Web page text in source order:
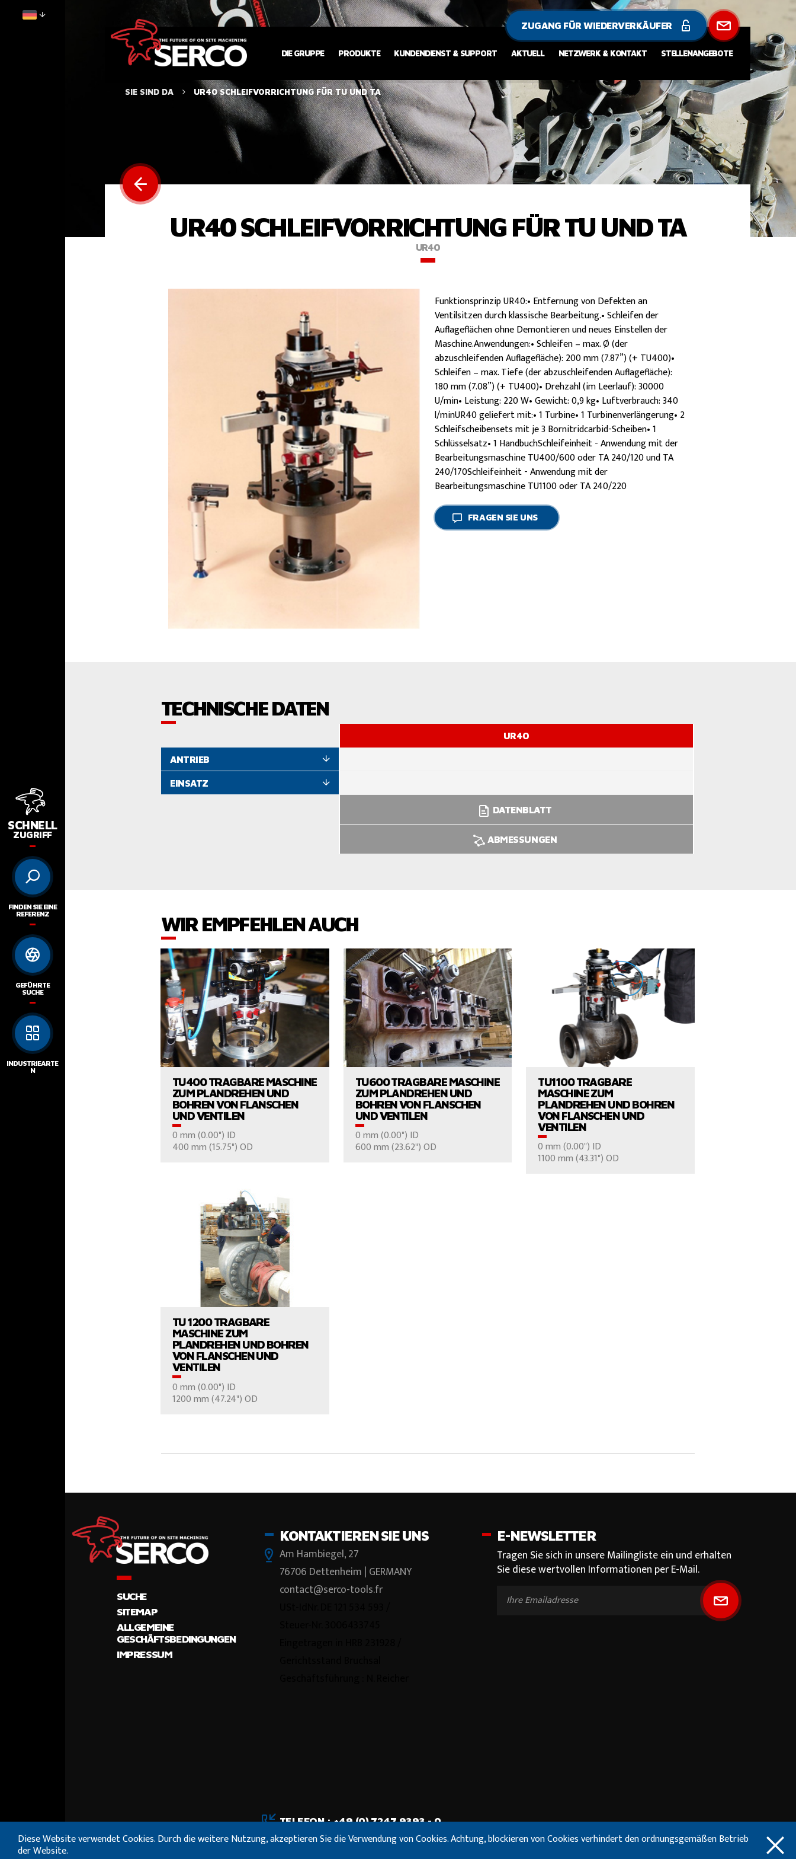
Diese Website verwendet Cookies. Durch die weitere Nutzung, akzeptieren Sie die Verwendung von Cookies. Achtung, blockieren von Cookies verhindert den ordnungsgemäßen Betrieb
der Website.
SCHNELL
ZUGRIFF
FINDEN SIE EINE
REFERENZ
GEFÜHRTE
SUCHE
INDUSTRIEARTE
N
DIE GRUPPE PRODUKTE KUNDENDIENST & SUPPORT AKTUELL NETZWERK & KONTAKT STELLENANGEBOTE
ZUGANG FÜR WIEDERVERKÄUFER
SIE SIND DA UR40 SCHLEIFVORRICHTUNG FÜR TU UND TA
UR40 SCHLEIFVORRICHTUNG FÜR TU UND TA
UR40
Funktionsprinzip UR40:• Entfernung von Defekten an
Ventilsitzen durch klassische Bearbeitung.• Schleifen der
Auflageflächen ohne Demontieren und neues Einstellen der
Maschine.Anwendungen:• Schleifen – max. Ø (der
abzuschleifenden Auflagefläche): 200 mm (7.87”) (+ TU400)•
Schleifen – max. Tiefe (der abzuschleifenden Auflagefläche):
180 mm (7.08”) (+ TU400)• Drehzahl (im Leerlauf): 30000
U/min• Leistung: 220 W• Gewicht: 0,9 kg• Luftverbrauch: 340
l/minUR40 geliefert mit:• 1 Turbine• 1 Turbinenverlängerung• 2
Schleifscheibensets mit je 3 Bornitridcarbid-Scheiben• 1
Schlüsselsatz• 1 HandbuchSchleifeinheit - Anwendung mit der
Bearbeitungsmaschine TU400/600 oder TA 240/120 und TA
240/170Schleifeinheit - Anwendung mit der
Bearbeitungsmaschine TU1100 oder TA 240/220
FRAGEN SIE UNS
TECHNISCHE DATEN
ANTRIEB
EINSATZ
UR40
DATENBLATT
ABMESSUNGEN
WIR EMPFEHLEN AUCH
TU400 TRAGBARE MASCHINE
ZUM PLANDREHEN UND
BOHREN VON FLANSCHEN
UND VENTILEN
0 mm (0.00") ID
400 mm (15.75") OD
PRODUKTE ANSCHAUEN
FRAGEN SIE UNS
TU600 TRAGBARE MASCHINE
ZUM PLANDREHEN UND
BOHREN VON FLANSCHEN
UND VENTILEN
0 mm (0.00") ID
600 mm (23.62") OD
PRODUKTE ANSCHAUEN
FRAGEN SIE UNS
TU1100 TRAGBARE
MASCHINE ZUM
PLANDREHEN UND BOHREN
VON FLANSCHEN UND
VENTILEN
0 mm (0.00") ID
1100 mm (43.31") OD
PRODUKTE ANSCHAUEN
FRAGEN SIE UNS
TU 1200 TRAGBARE
MASCHINE ZUM
PLANDREHEN UND BOHREN
VON FLANSCHEN UND
VENTILEN
0 mm (0.00") ID
1200 mm (47.24") OD
PRODUKTE ANSCHAUEN
FRAGEN SIE UNS
SUCHE
SITEMAP
ALLGEMEINE
GESCHÄFTSBEDINGUNGEN
IMPRESSUM
KONTAKTIEREN SIE UNS
Am Hambiegel, 27
76706 Dettenheim | GERMANY
contact@serco-tools.fr
TELEFON : +49 (0) 7247 9393 - 0
E-NEWSLETTER
Tragen Sie sich in unsere Mailingliste ein und erhalten
Sie diese wertvollen Informationen per E-Mail.